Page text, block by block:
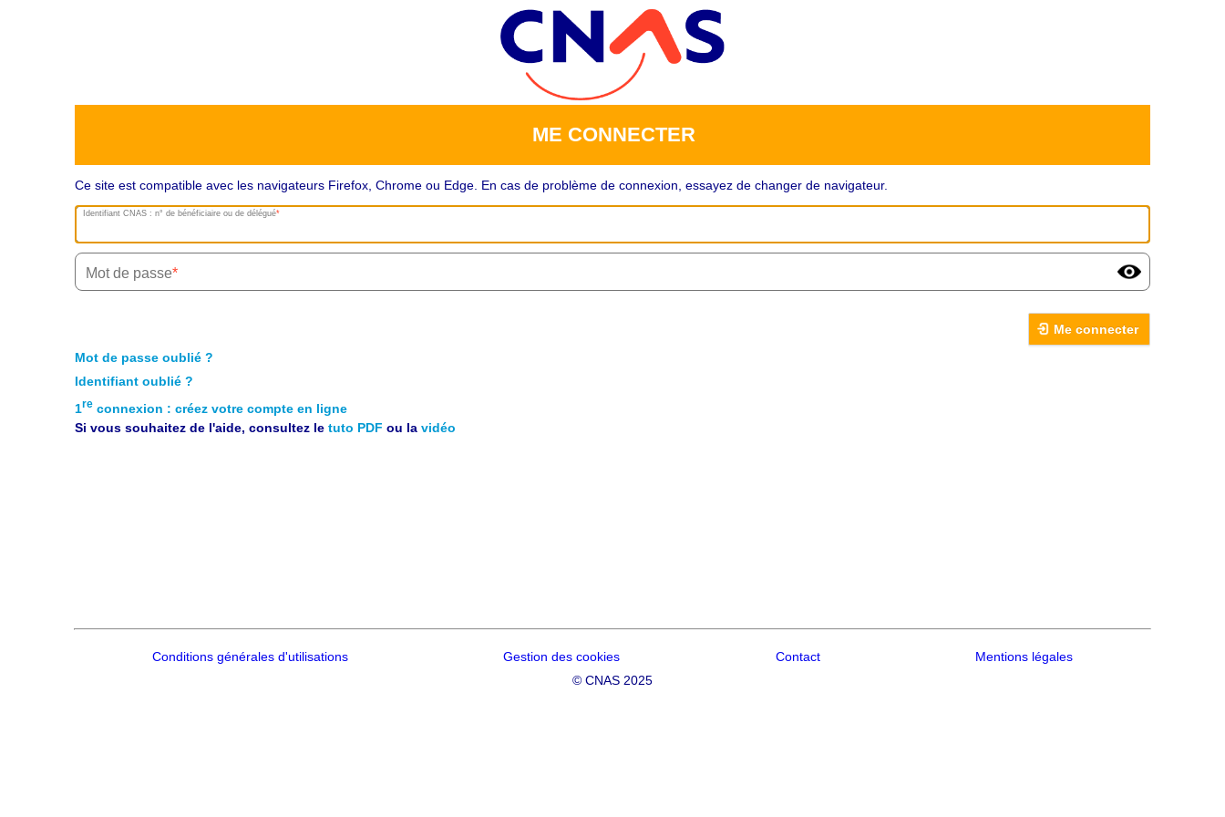
ME CONNECTER
Ce site est compatible avec les navigateurs Firefox, Chrome ou Edge. En cas de problème de connexion, essayez de changer de navigateur.
Identifiant CNAS : n° de bénéficiaire ou de délégué
Mot de passe
Me connecter
Mot de passe oublié ?
Identifiant oublié ?
1re connexion : créez votre compte en ligne
Si vous souhaitez de l'aide, consultez le tuto PDF ou la vidéo
Conditions générales d'utilisations Gestion des cookies Contact
Mentions légales
© CNAS 2025